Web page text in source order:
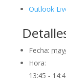
Outlook
Fecha:
Hora:
13:45 -